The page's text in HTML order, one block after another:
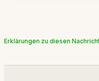
Erklärungen zu diesen